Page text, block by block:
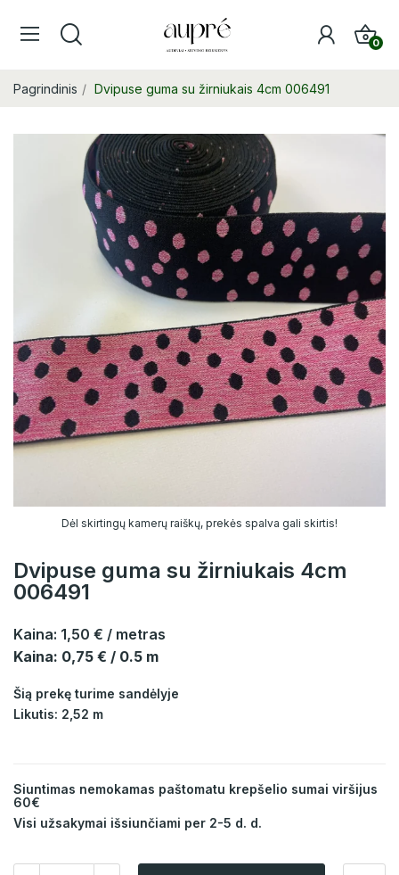
0
Pagrindinis Dvipuse guma su žirniukais 4cm 006491
Dėl skirtingų kamerų raiškų, prekės spalva gali skirtis!
Dvipuse guma su žirniukais 4cm
006491
Kaina: 1,50 € / metras
Kaina: 0,75 € / 0.5 m
Šią prekę turime sandėlyje
Likutis: 2,52 m
Siuntimas nemokamas paštomatu krepšelio sumai viršijus
60€
Visi užsakymai išsiunčiami per 2-5 d. d.